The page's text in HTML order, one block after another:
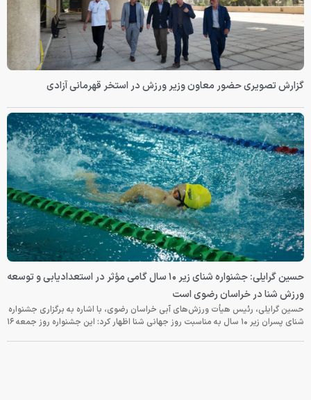
گزارش تصویری حضور معاون وزیر ورزش در استخر قهرمانی آزادی
حسین گرایلی: جشنواره شنای زیر ۱۰ سال گامی مؤثر در استعدادیابی و توسعه
ورزش شنا در خراسان رضوی است
حسین گرایلی، رئیس هیأت ورزش‌های آبی خراسان رضوی، با اشاره به برگزاری جشنواره
شنای پسران زیر ۱۰ سال به مناسبت روز جهانی شنا اظهار کرد: این جشنواره روز جمعه‌ ۱۶